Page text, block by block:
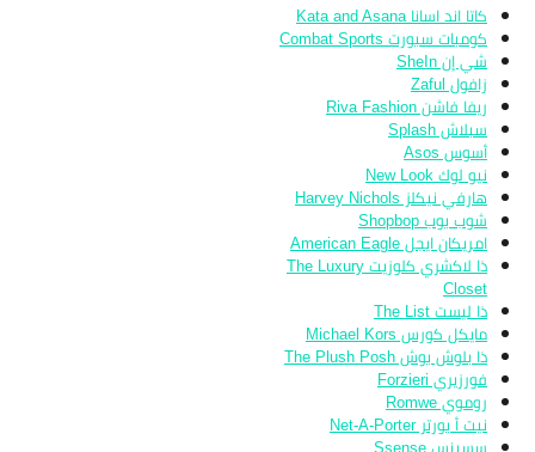
كاتا اند اسانا Kata and Asana
كومبات سبورت Combat Sports
شي إن SheIn
زافول Zaful
ريفا فاشن Riva Fashion
سبلاش Splash
أسوس Asos
نيو لوك New Look
هارفي نيكلز Harvey Nichols
شوب بوب Shopbop
امريكان ايجل American Eagle
ذا لاكشري كلوزيت The Luxury
Closet
ذا ليست The List
مايكل كورس Michael Kors
ذا بلوش بوش The Plush Posh
فورزيري Forzieri
روموي Romwe
نيت أ بورتر Net-A-Porter